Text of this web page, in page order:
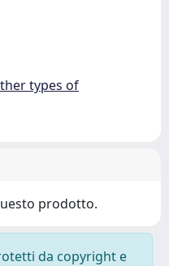
types of
prodotto.
da copyright e